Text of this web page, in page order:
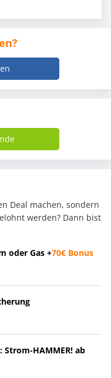
Deal machen, sondern
werden? Dann bist
oder Gas +70€ Bonus
Strom-HAMMER! ab